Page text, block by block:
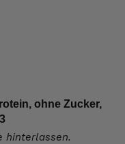
ohne Zucker,
hinterlassen.